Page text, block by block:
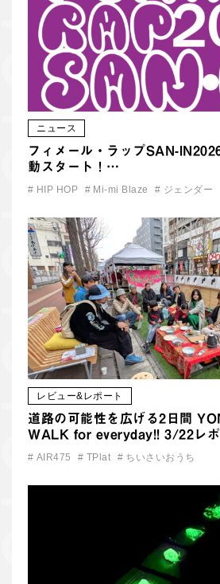
ニュース
フィメール・ラップSAN-
動スタート！…
# HIP HOP # Mi-mi Blaze # ジェンダー
レビュー&レポート
道路の可能性を広げる2日間
WALK for everyday!! 3/22レ
# AIR475 # TPlat # ちいさいおうち